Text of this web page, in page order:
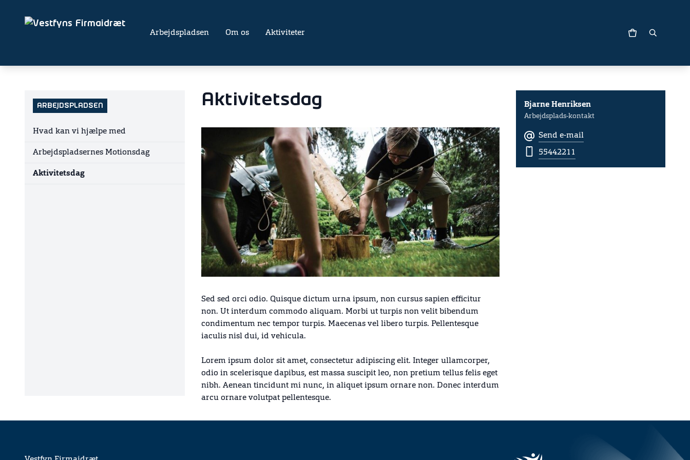
Arbejdspladsen Om os Aktiviteter
ARBEJDSPLADSEN
Hvad kan vi hjælpe med
Arbejdspladsernes Motionsdag
Aktivitetsdag
Aktivitetsdag
Sed sed orci odio. Quisque dictum urna ipsum, non cursus sapien efficitur
non. Ut interdum commodo aliquam. Morbi ut turpis non velit bibendum
condimentum nec tempor turpis. Maecenas vel libero turpis. Pellentesque
iaculis nisl dui, id vehicula.
Lorem ipsum dolor sit amet, consectetur adipiscing elit. Integer ullamcorper,
odio in scelerisque dapibus, est massa suscipit leo, non pretium tellus felis eget
nibh. Aenean tincidunt mi nunc, in aliquet ipsum ornare non. Donec interdum
arcu ornare volutpat pellentesque.
Bjarne Henriksen
Arbejdsplads-kontakt
Send e-mail
55442211